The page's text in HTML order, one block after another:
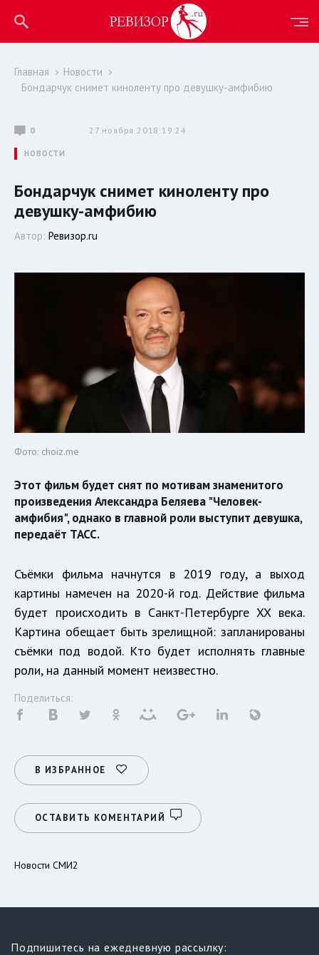
Главная
Новости
Бондарчук снимет киноленту про девушку-амфибию
0 27 ноября 2018 19:24
НОВОСТИ
Бондарчук снимет киноленту про
девушку-амфибию
Автор: Ревизор.ru
Фото: choiz.me
Этот фильм будет снят по мотивам знаменитого
произведения Александра Беляева "Человек-
амфибия", однако в главной роли выступит девушка,
передаёт ТАСС.
Съёмки фильма начнутся в 2019 году, а выход
картины намечен на 2020-й год. Действие фильма
будет происходить в Санкт-Петербурге XX века.
Картина обещает быть зрелищной: запланированы
съёмки под водой. Кто будет исполнять главные
роли, на данный момент неизвестно.
Поделиться:
В ИЗБРАННОЕ
ОСТАВИТЬ КОМЕНТАРИЙ
Новости СМИ2
Подпишитесь на ежедневную рассылку: